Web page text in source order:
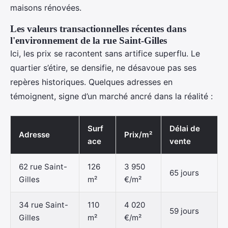
maisons rénovées.
Les valeurs transactionnelles récentes dans
l'environnement de la rue Saint-Gilles
Ici, les prix se racontent sans artifice superflu. Le
quartier s’étire, se densifie, ne désavoue pas ses
repères historiques. Quelques adresses en
témoignent, signe d’un marché ancré dans la réalité :
Adresse
Surf
ace
Prix/m²
Délai de
vente
62 rue Saint-
Gilles
126
m²
3 950
€/m²
65 jours
34 rue Saint-
Gilles
110
m²
4 020
€/m²
59 jours